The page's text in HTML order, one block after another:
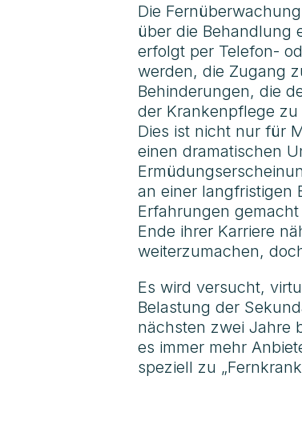
Die
über die Behandlung
erfolgt per Telefon-
werden, die Zugang
Behinderungen, die
der Krankenpflege
Dies ist nicht nur für
einen dramatischen
an einer langfristigen
Erfahrungen
Ende ihrer Karriere
weiterzumachen,
Es wird versucht,
Belastung der
nächsten zwei Jahre
es immer mehr
speziell zu